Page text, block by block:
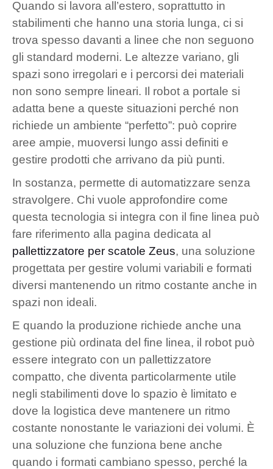
Quando si lavora all’estero, soprattutto in
stabilimenti che hanno una storia lunga, ci si
trova spesso davanti a linee che non seguono
gli standard moderni. Le altezze variano, gli
spazi sono irregolari e i percorsi dei materiali
non sono sempre lineari. Il robot a portale si
adatta bene a queste situazioni perché non
richiede un ambiente “perfetto”: può coprire
aree ampie, muoversi lungo assi definiti e
gestire prodotti che arrivano da più punti.
In sostanza, permette di automatizzare senza
stravolgere. Chi vuole approfondire come
questa tecnologia si integra con il fine linea può
fare riferimento alla pagina dedicata al
pallettizzatore per scatole Zeus, una soluzione
progettata per gestire volumi variabili e formati
diversi mantenendo un ritmo costante anche in
spazi non ideali.
E quando la produzione richiede anche una
gestione più ordinata del fine linea, il robot può
essere integrato con un pallettizzatore
compatto, che diventa particolarmente utile
negli stabilimenti dove lo spazio è limitato e
dove la logistica deve mantenere un ritmo
costante nonostante le variazioni dei volumi. È
una soluzione che funziona bene anche
quando i formati cambiano spesso, perché la